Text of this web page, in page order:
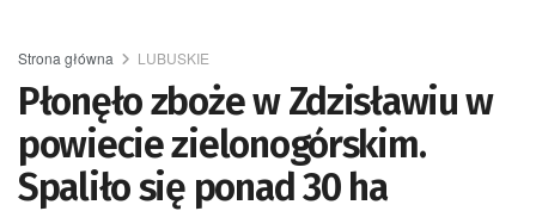
Strona główna LUBUSKIE
Płonęło zboże w Zdzisławiu w
powiecie zielonogórskim.
Spaliło się ponad 30 ha